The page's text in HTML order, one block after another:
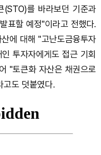
를 바라보던 기준과
표할 예정"이라고 전했다.
에 대해 "고난도금융투자
투자자에게도 접근 기회
"토큰화 자산은 채권으로
고도 덧붙였다.